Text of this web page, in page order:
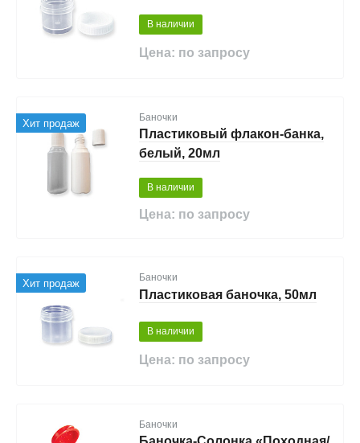
Цена: по запросу
В наличии
Хит продаж Баночки
Пластиковый флакон-банка,
белый, 20мл
Цена: по запросу
В наличии
Хит продаж Баночки
Пластиковая баночка, 50мл
Цена: по запросу
В наличии
Баночки